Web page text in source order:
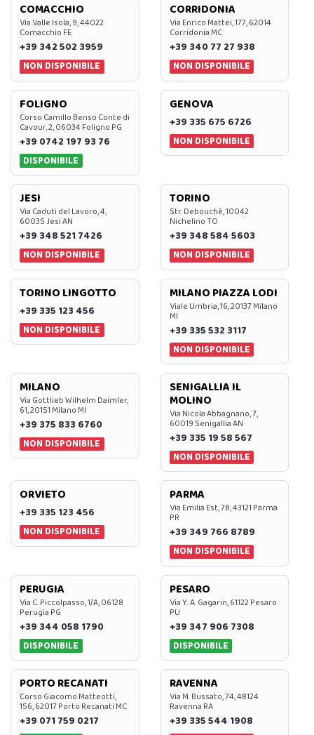
COMACCHIO
Via Valle Isola, 9, 44022
Comacchio FE
+39 342 502 3959
NON DISPONIBILE
CORRIDONIA
Via Enrico Mattei, 177, 62014
Corridonia MC
+39 340 77 27 938
NON DISPONIBILE
FOLIGNO
Corso Camillo Benso Conte di
Cavour, 2, 06034 Foligno PG
+39 0742 197 93 76
DISPONIBILE
GENOVA
+39 335 675 6726
NON DISPONIBILE
JESI
Via Caduti del Lavoro, 4,
60035 Jesi AN
+39 348 521 7426
NON DISPONIBILE
TORINO
Str. Debouchè, 10042
Nichelino TO
+39 348 584 5603
NON DISPONIBILE
TORINO LINGOTTO
+39 335 123 456
NON DISPONIBILE
MILANO PIAZZA LODI
Viale Umbria, 16, 20137 Milano
MI
+39 335 532 3117
NON DISPONIBILE
MILANO
Via Gottlieb Wilhelm Daimler,
61, 20151 Milano MI
+39 375 833 6760
NON DISPONIBILE
SENIGALLIA IL
MOLINO
Via Nicola Abbagnano, 7,
60019 Senigallia AN
+39 335 19 58 567
NON DISPONIBILE
ORVIETO
+39 335 123 456
NON DISPONIBILE
PARMA
Via Emilia Est, 7B, 43121 Parma
PR
+39 349 766 8789
NON DISPONIBILE
PERUGIA
Via C. Piccolpasso, 1/A, 06128
Perugia PG
+39 344 058 1790
DISPONIBILE
PESARO
Via Y. A. Gagarin, 61122 Pesaro
PU
+39 347 906 7308
DISPONIBILE
PORTO RECANATI
Corso Giacomo Matteotti,
156, 62017 Porto Recanati MC
+39 071 759 0217
RAVENNA
Via M. Bussato, 74, 48124
Ravenna RA
+39 335 544 1908